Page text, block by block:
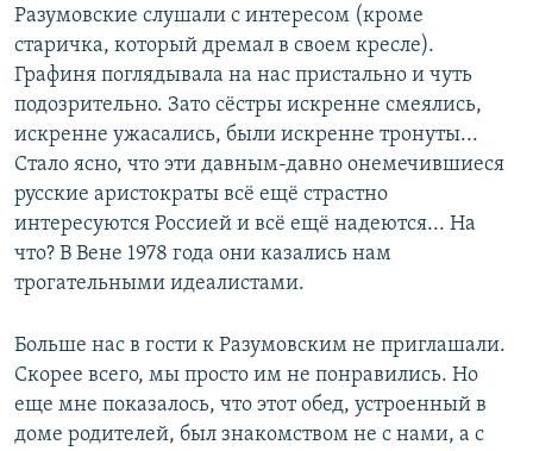
Разумовские слушали с интересом (кроме
старичка, который дремал в своем кресле).
Графиня поглядывала на нас пристально и чуть
подозрительно. Зато сёстры искренне смеялись,
искренне ужасались, были искренне тронуты...
Стало ясно, что эти давным-давно онемечившиеся
русские аристократы всё ещё страстно
интересуются Россией и всё ещё надеются... На
что? В Вене 1978 года они казались нам
трогательными идеалистами.
Больше нас в гости к Разумовским не приглашали.
Скорее всего, мы просто им не понравились. Но
еще мне показалось, что этот обед, устроенный в
доме родителей, был знакомством не с нами, а с